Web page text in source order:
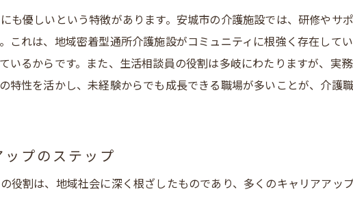
地域住民との信頼関係を築くコツ
愛知県安城市での生活相談員の具体的な業務内容
地域密着型介護で提供するサービスの幅
住民の暮らしを支える生活相談員の心得
愛知県安城市で求人を探すあなたへ地域密着型介護の未来を築く生活相
地域密着型介護が地域社会に及ぼす影響
も優しいという特徴があります。安城市の介護施設では、研修やサ
これは、地域密着型通所介護施設がコミュニティに根強く存在して
いるからです。また、生活相談員の役割は多岐にわたりますが、実
特性を活かし、未経験からでも成長できる職場が多いことが、介護
プのステップ
役割は、地域社会に深く根ざしたものであり、多くのキャリアアッ